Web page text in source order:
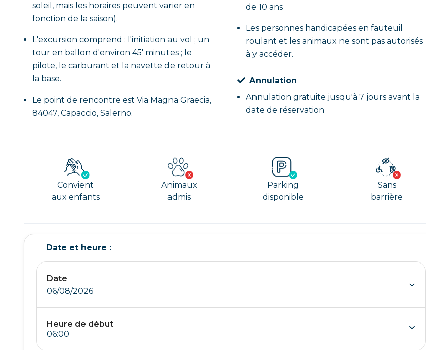
soleil, mais les horaires peuvent varier en
fonction de la saison).
L'excursion comprend : l'initiation au vol ; un
tour en ballon d'environ 45′ minutes ; le
pilote, le carburant et la navette de retour à
la base.
Le point de rencontre est Via Magna Graecia,
84047, Capaccio, Salerno.
de 10 ans
Les personnes handicapées en fauteuil
roulant et les animaux ne sont pas autorisés
à y accéder.
Annulation
Annulation gratuite jusqu'à 7 jours avant la
date de réservation
Convient
aux enfants
Animaux
admis
Parking
disponible
Sans
barrière
Date et heure :
Date
06/08/2026
Heure de début